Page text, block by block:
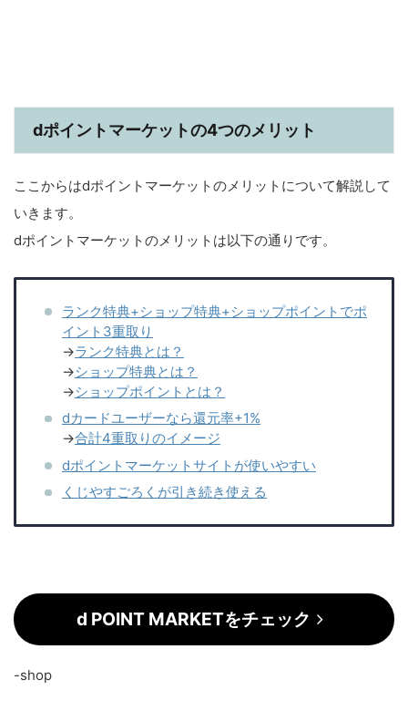
dポイントマーケットの4つのメリット
ここからはdポイントマーケットのメリットについて解説して
いきます。
dポイントマーケットのメリットは以下の通りです。
ランク特典+ショップ特典+ショップポイントでポ
イント3重取り
→ランク特典とは？
→ショップ特典とは？
→ショップポイントとは？
dカードユーザーなら還元率+1%
→合計4重取りのイメージ
dポイントマーケットサイトが使いやすい
くじやすごろくが引き続き使える
d POINT MARKETをチェック
-shop